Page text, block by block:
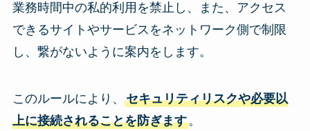
業務時間中の私的利用を禁止し、また、アクセス
できるサイトやサービスをネットワーク側で制限
し、繋がないように案内をします。
このルールにより、 セキュリティリスクや必要以
上に接続されることを防ぎます。